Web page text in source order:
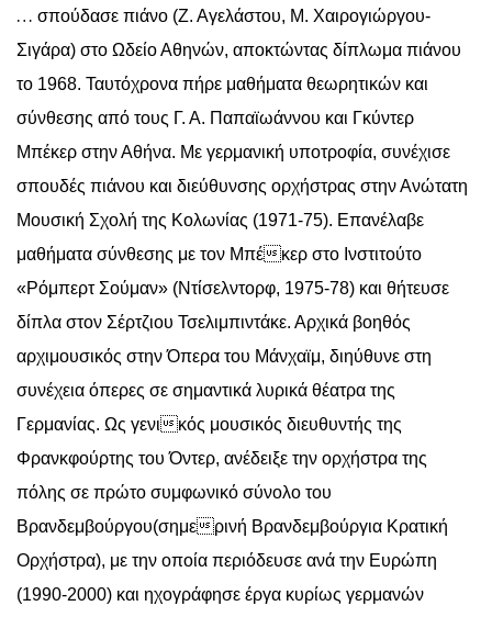
… σπούδασε πιάνο (Ζ. Αγελάστου, Μ. Χαιρογιώργου-
Σιγάρα) στο Ωδείο Αθηνών, αποκτώντας δίπλωμα πιάνου
το 1968. Ταυτόχρονα πήρε μαθήματα θεωρητικών και
σύνθεσης από τους Γ. Α. Παπαϊωάννου και Γκύντερ
Μπέκερ στην Αθήνα. Με γερμανική υποτροφία, συνέχισε
σπουδές πιάνου και διεύθυνσης ορχήστρας στην Ανώτατη
Μουσική Σχολή της Κολωνίας (1971-75). Επανέλαβε
μαθήματα σύνθεσης με τον Μπέκερ στο Ινστιτούτο
«Ρόμπερτ Σούμαν» (Ντίσελντορφ, 1975-78) και θήτευσε
δίπλα στον Σέρτζιου Τσελιμπιντάκε. Αρχικά βοηθός
αρχιμουσικός στην Όπερα του Μάνχαϊμ, διηύθυνε στη
συνέχεια όπερες σε σημαντικά λυρικά θέατρα της
Γερμανίας. Ως γενικός μουσικός διευθυντής της
Φρανκφούρτης του Όντερ, ανέδειξε την ορχήστρα της
πόλης σε πρώτο συμφωνικό σύνολο του
Βρανδεμβούργου(σημερινή Βρανδεμβούργια Κρατική
Ορχήστρα), με την οποία περιόδευσε ανά την Ευρώπη
(1990-2000) και ηχογράφησε έργα κυρίως γερμανών